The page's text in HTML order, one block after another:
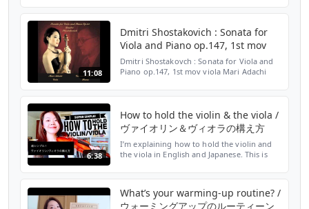
11:08
Dmitri Shostakovich : Sonata for
Viola and Piano op.147, 1st mov
Dmitri Shostakovch : Sonata for Viola and
Piano op.147, 1st mov viola Mari Adachi
6:38
How to hold the violin & the viola /
ヴァイオリン＆ヴィオラの構え方
I’m explaining how to hold the violin and
the viola in English and Japanese. This is
What’s your warming-up routine? /
ウォーミングアップのルーティーン